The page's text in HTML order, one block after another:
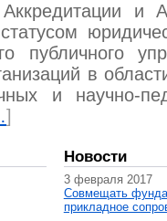
и
публичного
в
и научно-
]
Новости
3 февраля 2017
Совмещать
прикладное